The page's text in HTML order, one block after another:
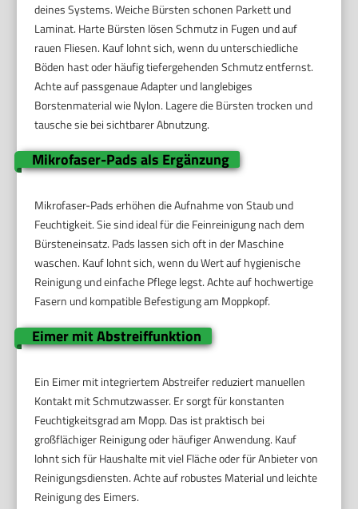
deines Systems. Weiche Bürsten schonen Parkett und
Laminat. Harte Bürsten lösen Schmutz in Fugen und auf
rauen Fliesen. Kauf lohnt sich, wenn du unterschiedliche
Böden hast oder häufig tiefergehenden Schmutz entfernst.
Achte auf passgenaue Adapter und langlebiges
Borstenmaterial wie Nylon. Lagere die Bürsten trocken und
tausche sie bei sichtbarer Abnutzung.
Mikrofaser-Pads als Ergänzung
Mikrofaser-Pads erhöhen die Aufnahme von Staub und
Feuchtigkeit. Sie sind ideal für die Feinreinigung nach dem
Bürsteneinsatz. Pads lassen sich oft in der Maschine
waschen. Kauf lohnt sich, wenn du Wert auf hygienische
Reinigung und einfache Pflege legst. Achte auf hochwertige
Fasern und kompatible Befestigung am Moppkopf.
Eimer mit Abstreiffunktion
Ein Eimer mit integriertem Abstreifer reduziert manuellen
Kontakt mit Schmutzwasser. Er sorgt für konstanten
Feuchtigkeitsgrad am Mopp. Das ist praktisch bei
großflächiger Reinigung oder häufiger Anwendung. Kauf
lohnt sich für Haushalte mit viel Fläche oder für Anbieter von
Reinigungsdiensten. Achte auf robustes Material und leichte
Reinigung des Eimers.